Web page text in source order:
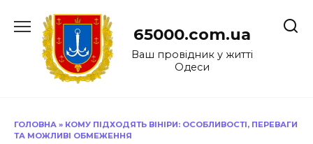
до
65000.com.ua
Ваш провідник у житті
Одеси
ГОЛОВНА » КОМУ ПІДХОДЯТЬ ВІНІРИ: ОСОБЛИВОСТІ, ПЕРЕВАГИ
ТА МОЖЛИВІ ОБМЕЖЕННЯ